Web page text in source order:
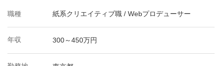
職種 紙系クリエイティブ職 / Webプロデューサー
年収 300～450万円